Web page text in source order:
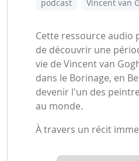
podcast
Vincent van
Cette ressource audio
de découvrir une
vie de Vincent van
dans le Borinage, en
devenir l'un des
au monde.
À travers un récit